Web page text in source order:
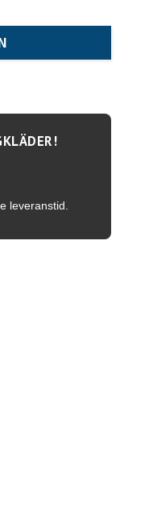
leveranstid.